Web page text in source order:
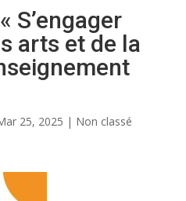
S’engager
arts et de la
25, 2025 | Non classé